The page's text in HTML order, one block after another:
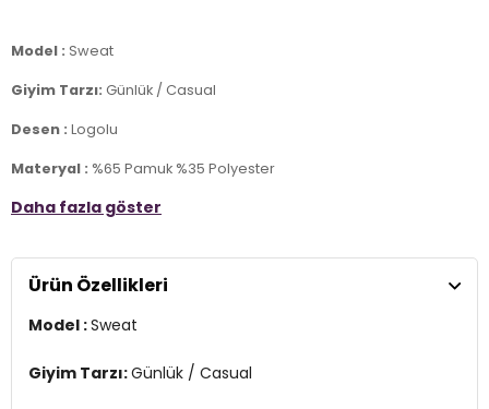
Model : Sweat
Giyim Tarzı: Günlük / Casual
Desen : Logolu
Materyal : %65 Pamuk %35 Polyester
Yaka Bilgisi : Bisiklet Yaka
Kalıp Bilgisi :Regular Fit
Üretim Yeri :Türkiye
Daha fazla göster
Ürün Özellikleri
Model :Sweat
Giyim Tarzı:Günlük / Casual